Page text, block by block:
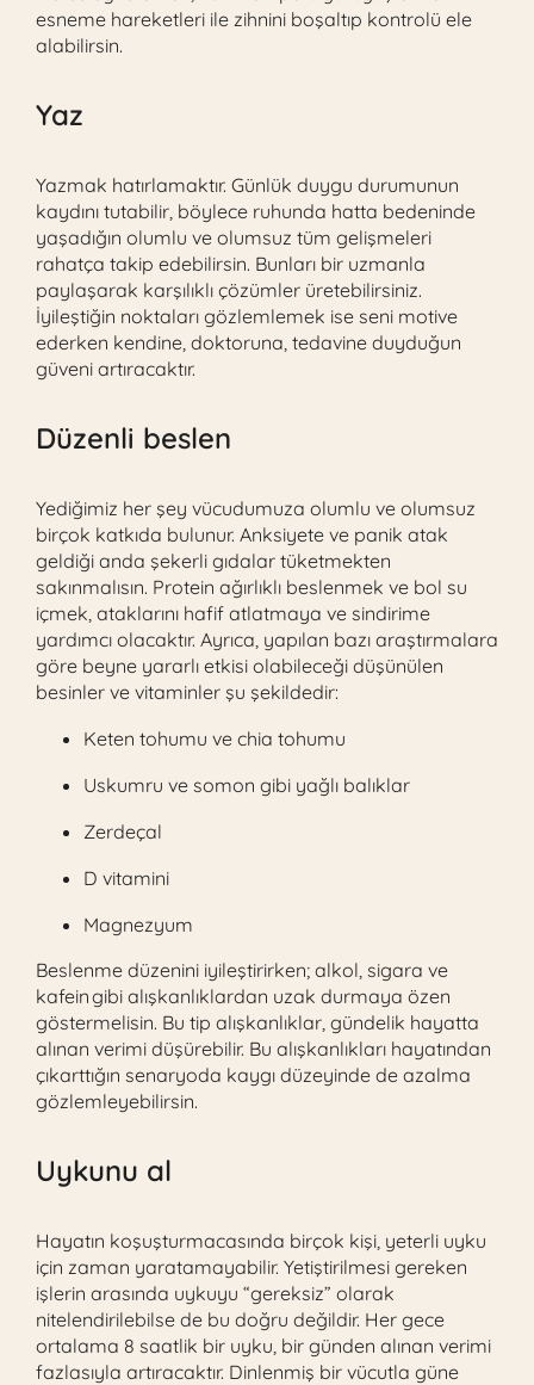
esneme hareketleri ile zihnini boşaltıp kontrolü ele
alabilirsin.
Yaz
Yazmak hatırlamaktır. Günlük duygu durumunun
kaydını tutabilir, böylece ruhunda hatta bedeninde
yaşadığın olumlu ve olumsuz tüm gelişmeleri
rahatça takip edebilirsin. Bunları bir uzmanla
paylaşarak karşılıklı çözümler üretebilirsiniz.
İyileştiğin noktaları gözlemlemek ise seni motive
ederken kendine, doktoruna, tedavine duyduğun
güveni artıracaktır.
Düzenli beslen
Yediğimiz her şey vücudumuza olumlu ve olumsuz
birçok katkıda bulunur. Anksiyete ve panik atak
geldiği anda şekerli gıdalar tüketmekten
sakınmalısın. Protein ağırlıklı beslenmek ve bol su
içmek, ataklarını hafif atlatmaya ve sindirime
yardımcı olacaktır. Ayrıca, yapılan bazı araştırmalara
göre beyne yararlı etkisi olabileceği düşünülen
besinler ve vitaminler şu şekildedir:
Keten tohumu ve chia tohumu
Uskumru ve somon gibi yağlı balıklar
Zerdeçal
D vitamini
Magnezyum
Beslenme düzenini iyileştirirken; alkol, sigara ve
kafein gibi alışkanlıklardan uzak durmaya özen
göstermelisin. Bu tip alışkanlıklar, gündelik hayatta
alınan verimi düşürebilir. Bu alışkanlıkları hayatından
çıkarttığın senaryoda kaygı düzeyinde de azalma
gözlemleyebilirsin.
Uykunu al
Hayatın koşuşturmacasında birçok kişi, yeterli uyku
için zaman yaratamayabilir. Yetiştirilmesi gereken
işlerin arasında uykuyu “gereksiz” olarak
nitelendirilebilse de bu doğru değildir. Her gece
ortalama 8 saatlik bir uyku, bir günden alınan verimi
fazlasıyla artıracaktır. Dinlenmiş bir vücutla güne